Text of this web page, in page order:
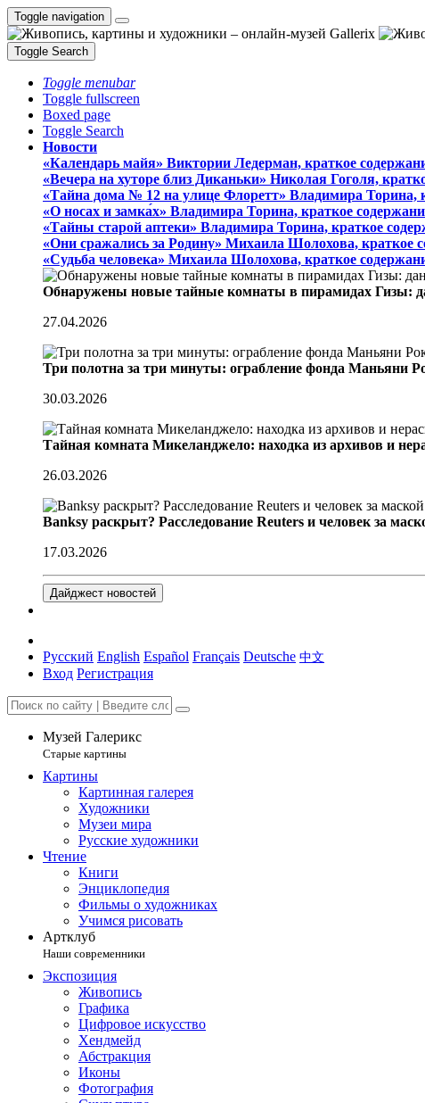
Toggle navigation
Toggle Search
Toggle menubar
Toggle fullscreen
Boxed page
Toggle Search
Новости
«Календарь майя» Виктории Ледерман, краткое
«Вечера на хуторе близ Диканьки» Николая Гоголя,
«Тайна дома № 12 на улице Флоретт» Владимира Торина,
«О носах и замка́х» Владимира Торина, краткое
«Тайны старой аптеки» Владимира Торина, краткое
«Они сражались за Родину» Михаила Шолохова, краткое
«Судьба человека» Михаила Шолохова, краткое
Обнаружены новые тайные комнаты в пирамидах Гизы:
27.04.2026
Три полотна за три минуты: ограбление фонда Маньяни
30.03.2026
Тайная комната Микеланджело: находка из архивов и
26.03.2026
Banksy раскрыт? Расследование Reuters и человек за
17.03.2026
Дайджест новостей
Русский English Español Français Deutsche 中文
Вход Регистрация
Музей Галерикс
Старые картины
Картины
Картинная галерея
Художники
Музеи мира
Русские художники
Чтение
Книги
Энциклопедия
Фильмы о художниках
Учимся рисовать
Артклуб
Наши современники
Экспозиция
Живопись
Графика
Цифровое искусство
Хендмейд
Абстракция
Иконы
Фотография